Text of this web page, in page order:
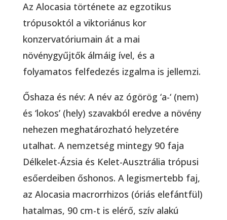
Az Alocasia története az egzotikus
trópusoktól a viktoriánus kor
konzervatóriumain át a mai
növénygyűjtők álmáig ível, és a
folyamatos felfedezés izgalma is jellemzi.
Őshaza és név: A név az ógörög ‘a-‘ (nem)
és ‘lokos’ (hely) szavakból eredve a növény
nehezen meghatározható helyzetére
utalhat. A nemzetség mintegy 90 faja
Délkelet-Ázsia és Kelet-Ausztrália trópusi
esőerdeiben őshonos. A legismertebb faj,
az Alocasia macrorrhizos (óriás elefántfül)
hatalmas, 90 cm-t is elérő, szív alakú